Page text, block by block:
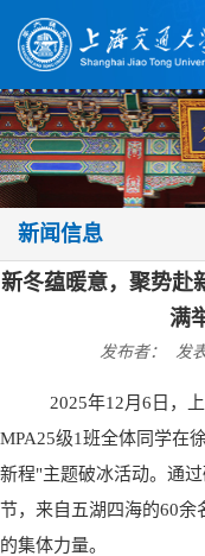
新闻信息
新冬蕴暖意，聚势赴
满
发布者： 发
2025年12月6日，
MPA25级1班全体同学在
新程"主题破冰活动。通
节，来自五湖四海的60余
的集体力量。